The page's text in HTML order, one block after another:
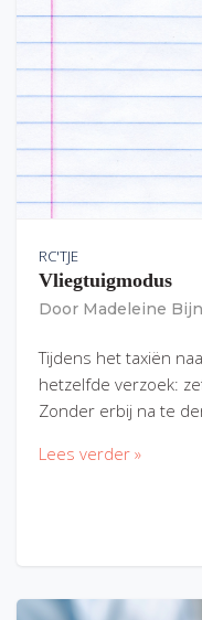
RC'TJE
Vliegtuigmodus
Door Madeleine
Tijdens het taxiën
hetzelfde verzoek:
Zonder erbij na te
Lees verder »